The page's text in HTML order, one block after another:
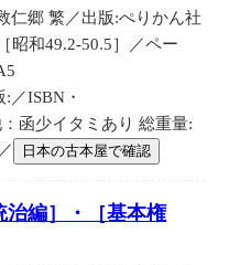
仁郷 繁／出版:ぺりかん社
昭和49.2-50.5］／ペー
／ISBN・
函少イタミあり 総重量:
日本の古本屋で確認
治編］・［基本権